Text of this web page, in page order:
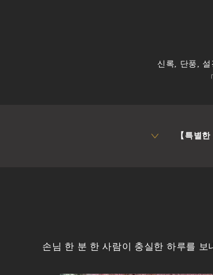
신록, 단풍,
【특별
손님 한 분 한 사람이 충실한 하루를